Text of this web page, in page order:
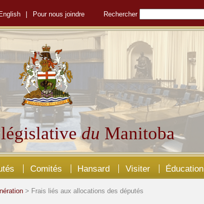
English Pour nous joindre Rechercher
législativedu Manitoba
Comités Hansard Visiter Éducation
> Frais liés aux allocations des députés